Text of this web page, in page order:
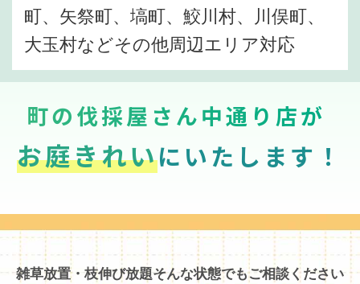
町、矢祭町、塙町、鮫川村、川俣町、
大玉村などその他周辺エリア対応
町の伐採屋さん中通り店が
お庭きれいにいたします！
雑草放置・枝伸び放題そんな状態でもご相談ください